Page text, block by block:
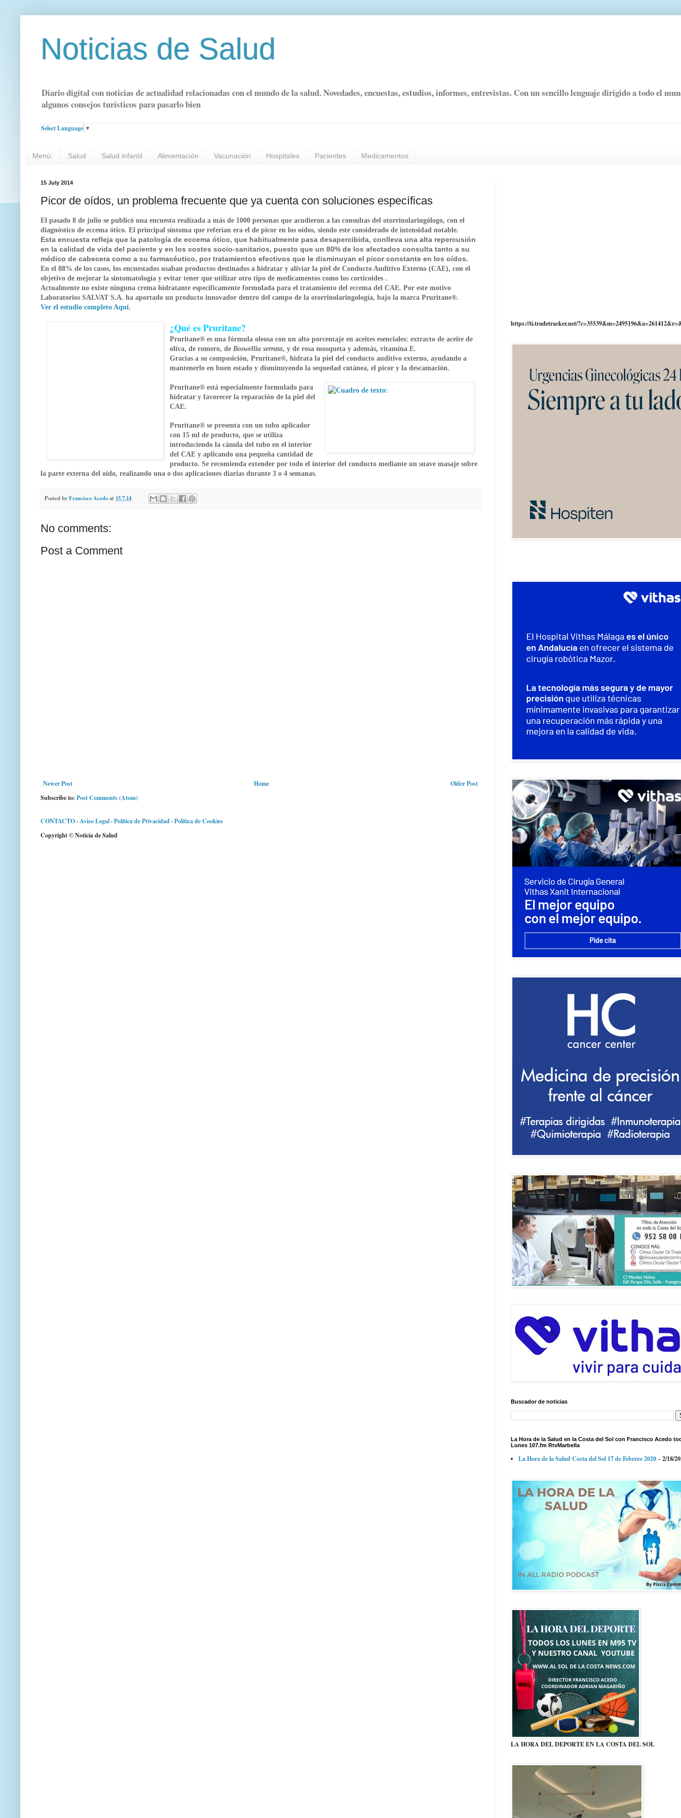
Noticias de Salud
Diario digital con noticias de actualidad relacionadas con el mundo de la salud. Novedades, encuestas, estudios, informes, entrevistas. Con un sencillo lenguaje dirigido a todo el
algunos consejos turísticos para pasarlo bien
Select Language ▼
Menú: Salud Salud infantil Alimentación Vacunación Hospitales Pacientes Medicamentos
15 July 2014
Picor de oídos, un problema frecuente que ya cuenta con soluciones específicas
El pasado 8 de julio se publicó una encuesta realizada a más de 1000 personas que acudieron a las consultas del otorrinolaringólogo, con el
diagnóstico de eccema ótico. El principal síntoma que referían era el de picor en los oídos, siendo este considerado de intensidad notable.
Esta encuesta refleja que la patología de eccema ótico, que habitualmente pasa desapercibida, conlleva una alta repercusión
en la calidad de vida del paciente y en los costes socio-sanitarios, puesto que un 80% de los afectados consulta tanto a su
médico de cabecera como a su farmacéutico, por tratamientos efectivos que le disminuyan el picor constante en los oídos.
En el 88% de los casos, los encuestados usaban productos destinados a hidratar y aliviar la piel de Conducto Auditivo Externo (CAE), con el
objetivo de mejorar la sintomatología y evitar tener que utilizar otro tipo de medicamentos como los corticoides .
Actualmente no existe ninguna crema hidratante específicamente formulada para el tratamiento del eccema del CAE. Por este motivo
Laboratorios SALVAT S.A. ha aportado un producto innovador dentro del campo de la otorrinolaringología, bajo la marca Pruritane®.
Ver el estudio completo Aquí.
¿Qué es Pruritane?
Pruritane® es una fórmula oleosa con un alto porcentaje en aceites esenciales: extracto de aceite de
oliva, de romero, de Boswellia serrata, y de rosa mosqueta y además, vitamina E.
Gracias a su composición, Pruritane®, hidrata la piel del conducto auditivo externo, ayudando a
mantenerlo en buen estado y disminuyendo la sequedad cutánea, el picor y la descamación.
Pruritane® está especialmente formulado para
hidratar y favorecer la reparación de la piel del
CAE.
Pruritane® se presenta con un tubo aplicador
con 15 ml de producto, que se utiliza
introduciendo la cánula del tubo en el interior
del CAE y aplicando una pequeña cantidad de
producto. Se recomienda extender por todo el interior del conducto mediante un suave masaje sobre
la parte externa del oído, realizando una o dos aplicaciones diarias durante 3 o 4 semanas.
Posted byFrancisco Acedoat 15.7.14
No comments:
Post a Comment
Newer Post Older Post
Home
Subscribe to: Post Comments (Atom)
CONTACTO·Aviso Legal·Política de Privacidad·Política de Cookies
Copyright © Noticia de Salud
https://ti.tradetracker.net/
Buscador de noticias
La Hora de la Salud en la Costa del Sol con Francisco Acedo
Lunes 107.fm RtvMarbella
La Hora de la Salud Costa del Sol 17 de Febrero 2020 - 2/18/
LA HORA DEL DEPORTE EN LA COSTA DEL SOL